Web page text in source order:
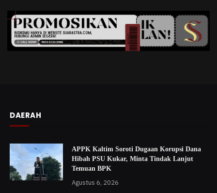
DAERAH
APPK Kaltim Soroti Dugaan Korupsi Dana
Hibah PSU Kukar, Minta Tindak Lanjut
Temuan BPK
Agustus 6, 2026